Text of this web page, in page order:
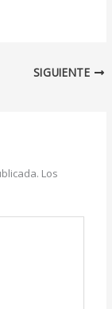
SIGUIENTE
Los